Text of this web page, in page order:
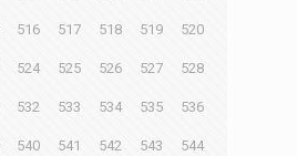
516 517 518 519 520
524 525 526 527 528
532 533 534 535 536
540 541 542 543 544